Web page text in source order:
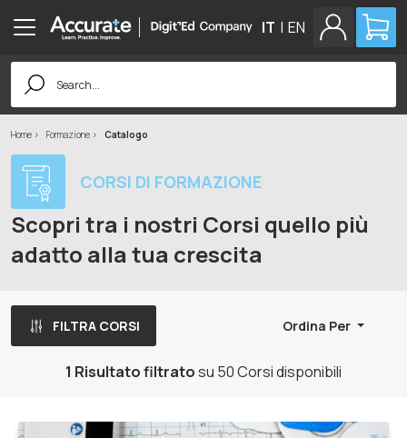
IT | EN
Search
for:
Home Formazione Catalogo
CORSI DI FORMAZIONE
Scopri tra i nostri Corsi quello più
adatto alla tua crescita
FILTRA CORSI Ordina Per
1 Risultato filtratosu 50 Corsi disponibili